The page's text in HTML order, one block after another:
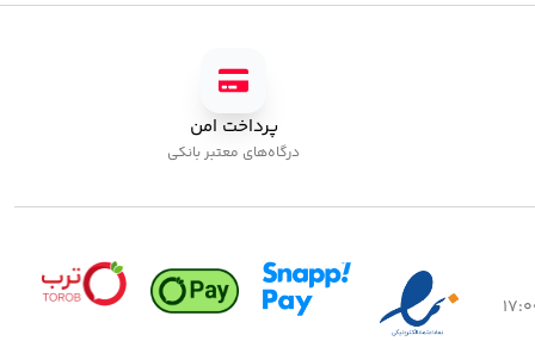
پرداخت امن
درگاه‌های معتبر بانکی